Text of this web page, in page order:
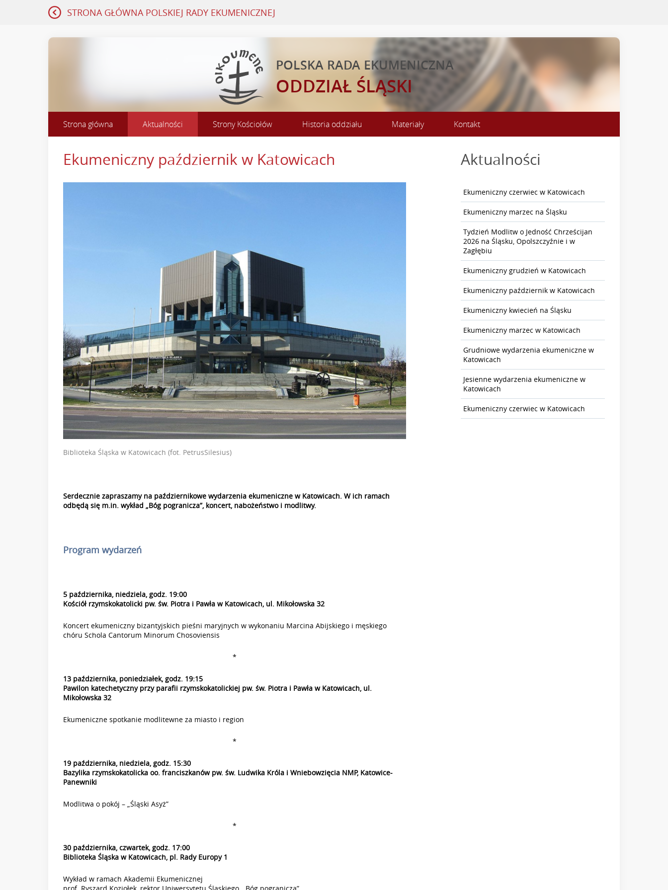
STRONA GŁÓWNA POLSKIEJ RADY EKUMENICZNEJ
POLSKA RADA EKUMENICZNA
ODDZIAŁ ŚLĄSKI
Strona główna Aktualności Strony Kościołów Historia oddziału Materiały Kontakt
Ekumeniczny październik w Katowicach
Biblioteka Śląska w Katowicach (fot. PetrusSilesius)
Serdecznie zapraszamy na październikowe wydarzenia ekumeniczne w Katowicach. W ich ramach
odbędą się m.in. wykład „Bóg pogranicza”, koncert, nabożeństwo i modlitwy.
Program wydarzeń
5 października, niedziela, godz. 19:00
Kościół rzymskokatolicki pw. św. Piotra i Pawła w Katowicach, ul. Mikołowska 32
Koncert ekumeniczny bizantyjskich pieśni maryjnych w wykonaniu Marcina Abijskiego i męskiego
chóru Schola Cantorum Minorum Chosoviensis
*
13 października, poniedziałek, godz. 19:15
Pawilon katechetyczny przy parafii rzymskokatolickiej pw. św. Piotra i Pawła w Katowicach, ul.
Mikołowska 32
Ekumeniczne spotkanie modlitewne za miasto i region
*
19 października, niedziela, godz. 15:30
Bazylika rzymskokatolicka oo. franciszkanów pw. św. Ludwika Króla i Wniebowzięcia NMP, Katowice-
Panewniki
Modlitwa o pokój – „Śląski Asyż”
*
30 października, czwartek, godz. 17:00
Biblioteka Śląska w Katowicach, pl. Rady Europy 1
Wykład w ramach Akademii Ekumenicznej
Aktualności
Ekumeniczny czerwiec w Katowicach
Ekumeniczny marzec na Śląsku
Tydzień Modlitw o Jedność Chrześcijan
2026 na Śląsku, Opolszczyźnie i w
Zagłębiu
Ekumeniczny grudzień w Katowicach
Ekumeniczny październik w Katowicach
Ekumeniczny kwiecień na Śląsku
Ekumeniczny marzec w Katowicach
Grudniowe wydarzenia ekumeniczne w
Katowicach
Jesienne wydarzenia ekumeniczne w
Katowicach
Ekumeniczny czerwiec w Katowicach